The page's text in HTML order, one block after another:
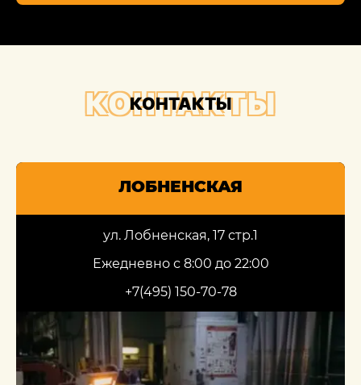
КОНТАКТЫ
КОНТАКТЫ
ЛОБНЕНСКАЯ
ул. Лобненская, 17 стр.1
Ежедневно с 8:00 до 22:00
+7(495) 150-70-78